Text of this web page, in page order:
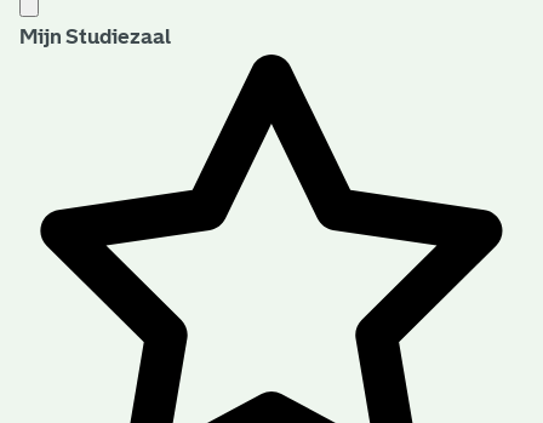
Aanwijzingen voor de gebruiker
Mijn Studiezaal